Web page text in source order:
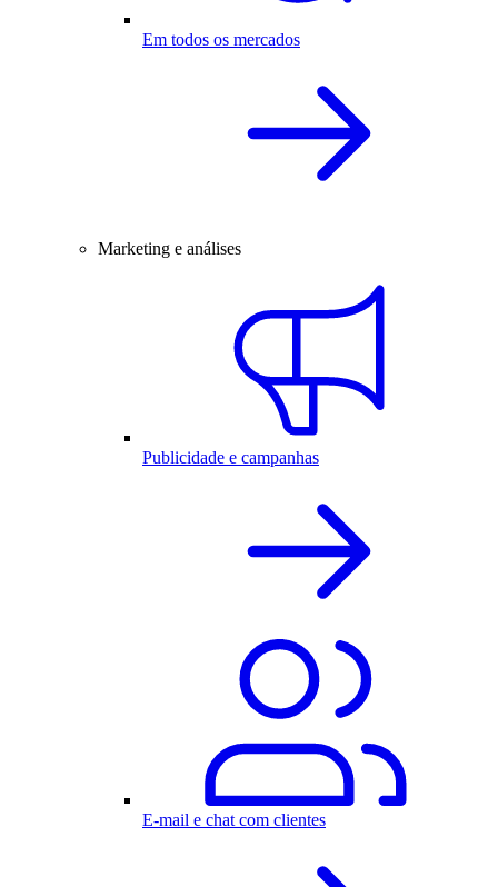
Em todos os mercados
Marketing e análises
Publicidade e campanhas
E-mail e chat com clientes